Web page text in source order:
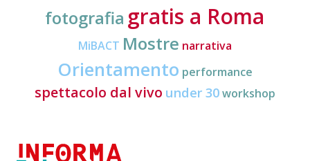
fotografia gratis a Roma
MiBACT Mostre narrativa
Orientamento performance
spettacolo dal vivo under 30workshop